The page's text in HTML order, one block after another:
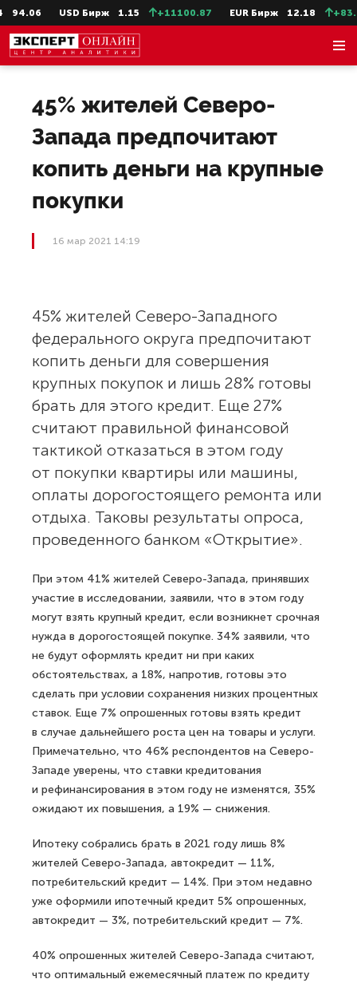
USD Бирж 1.15 +11100.87 EUR Бирж 12.18 +83.13
45% жителей Северо-
Запада предпочитают
копить деньги на крупные
покупки
16 мар 2021 14:19
45% жителей Северо-Западного
федерального округа предпочитают
копить деньги для совершения
крупных покупок и лишь 28% готовы
брать для этого кредит. Еще 27%
считают правильной финансовой
тактикой отказаться в этом году
от покупки квартиры или машины,
оплаты дорогостоящего ремонта или
отдыха. Таковы результаты опроса,
проведенного банком «Открытие».
При этом 41% жителей Северо-Запада, принявших
участие в исследовании, заявили, что в этом году
могут взять крупный кредит, если возникнет срочная
нужда в дорогостоящей покупке. 34% заявили, что
не будут оформлять кредит ни при каких
обстоятельствах, а 18%, напротив, готовы это
сделать при условии сохранения низких процентных
ставок. Еще 7% опрошенных готовы взять кредит
в случае дальнейшего роста цен на товары и услуги.
Примечательно, что 46% респондентов на Северо-
Западе уверены, что ставки кредитования
и рефинансирования в этом году не изменятся, 35%
ожидают их повышения, а 19% — снижения.
Ипотеку собрались брать в 2021 году лишь 8%
жителей Северо-Запада, автокредит — 11%,
потребительский кредит — 14%. При этом недавно
уже оформили ипотечный кредит 5% опрошенных,
автокредит — 3%, потребительский кредит — 7%.
40% опрошенных жителей Северо-Запада считают,
что оптимальный ежемесячный платеж по кредиту